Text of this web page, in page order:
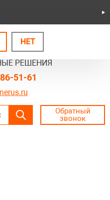
СИСТЕМЫ
РЕШЕНИЯ
НЕТ
51-61
Обратный
звонок